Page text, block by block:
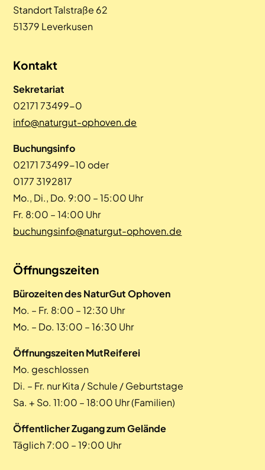
Standort Talstraße 62
51379 Leverkusen
Kontakt
Sekretariat
02171 73499-0
info@naturgut-ophoven.de
Buchungsinfo
02171 73499-10 oder
0177 3192817
Mo., Di., Do. 9:00 – 15:00 Uhr
Fr. 8:00 – 14:00 Uhr
buchungsinfo@naturgut-ophoven.de
Öffnungszeiten
Bürozeiten des NaturGut Ophoven
Mo. – Fr. 8:00 – 12:30 Uhr
Mo. – Do. 13:00 – 16:30 Uhr
Öffnungszeiten MutReiferei
Mo. geschlossen
Di. – Fr. nur Kita / Schule / Geburtstage
Sa. + So. 11:00 – 18:00 Uhr (Familien)
Öffentlicher Zugang zum Gelände
Täglich 7:00 – 19:00 Uhr